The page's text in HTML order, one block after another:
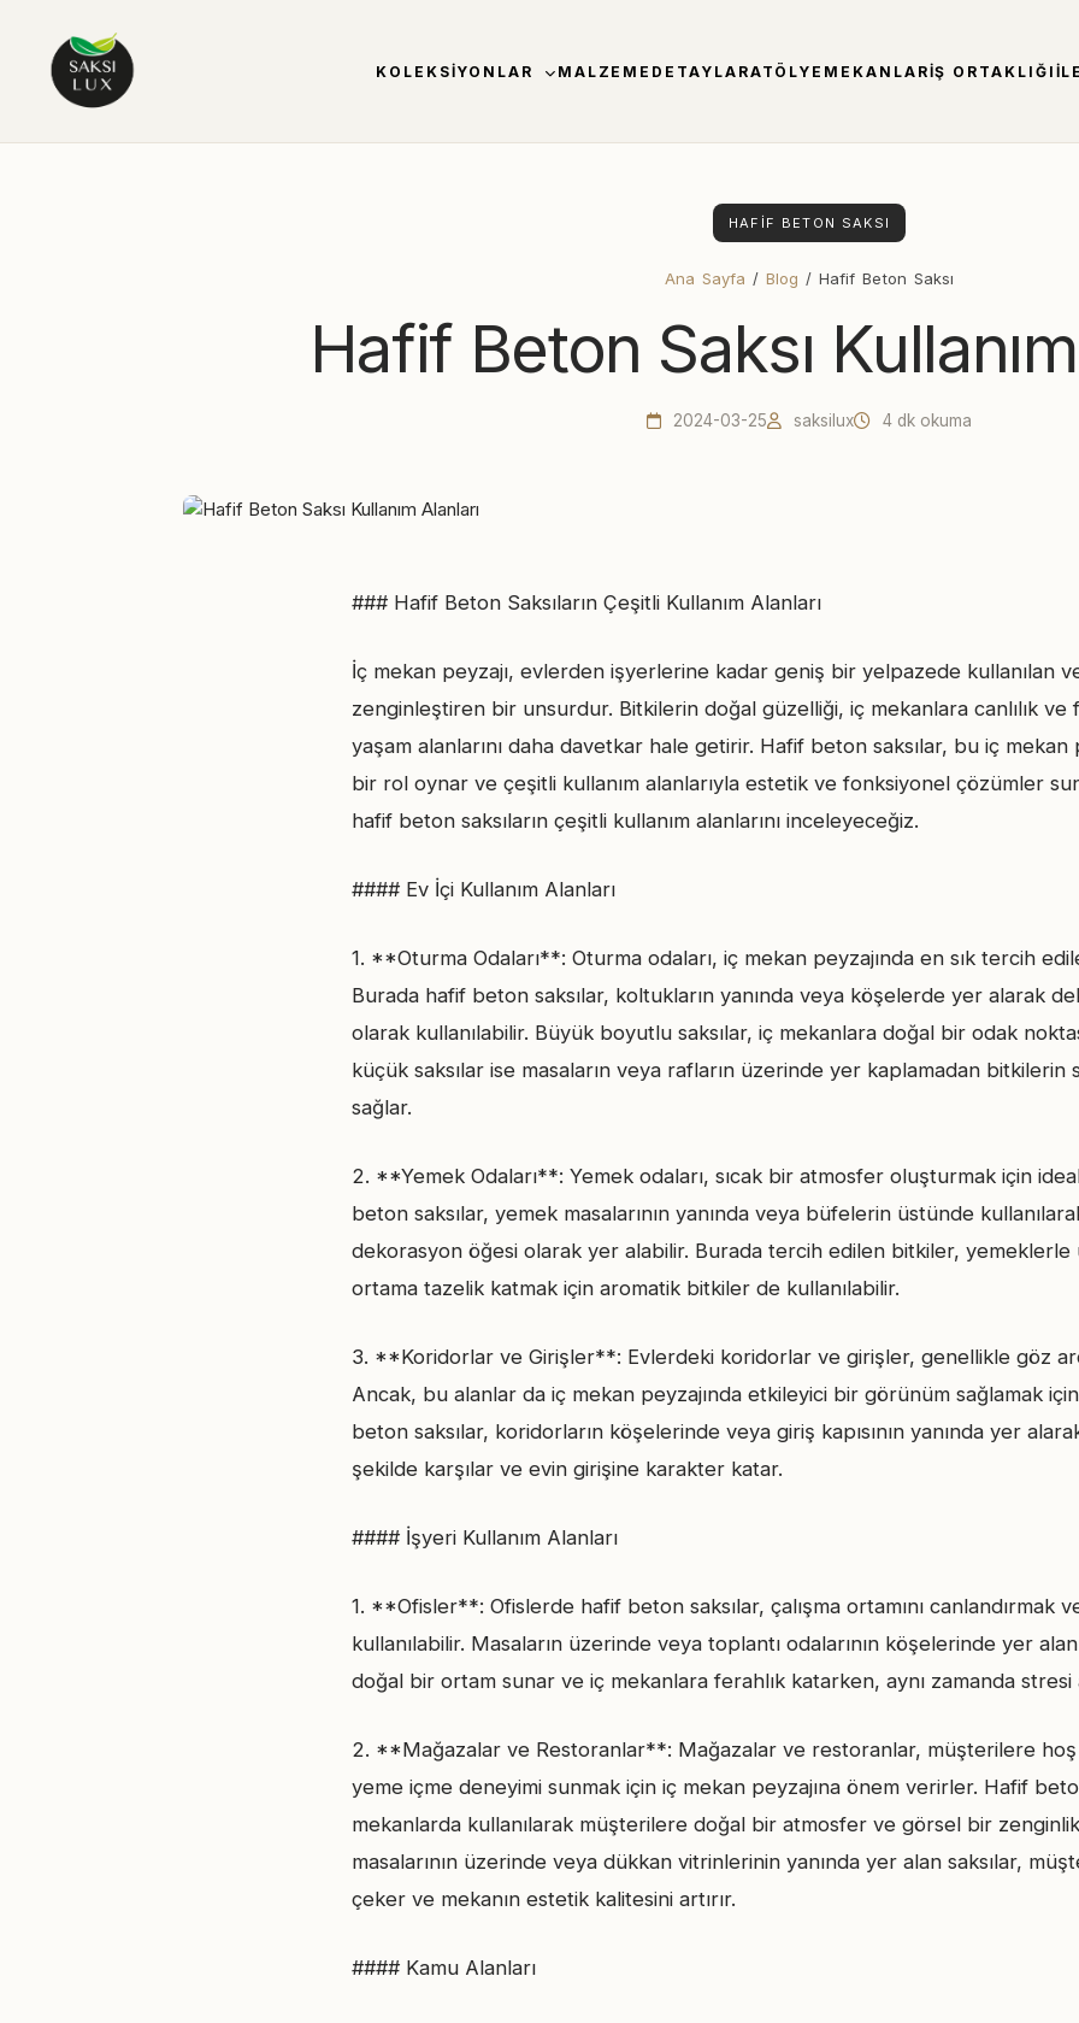
KOLEKSIYONLAR MALZEME DETAYLARATÖLYE MEKANLARİŞ ORTAKLIĞI
HAFIF BETON SAKSI
Ana Sayfa / Blog / Hafif Beton Saksı
Hafif Beton Saksı
2024-03-25 saksilux 4 dk okuma
### Hafif Beton Saksıların Çeşitli Kullanım Alanları
İç mekan peyzajı, evlerden işyerlerine kadar geniş bir yelpazede kullanılan
zenginleştiren bir unsurdur. Bitkilerin doğal güzelliği, iç mekanlara canlılık ve
yaşam alanlarını daha davetkar hale getirir. Hafif beton saksılar, bu iç mekan
bir rol oynar ve çeşitli kullanım alanlarıyla estetik ve fonksiyonel çözümler
hafif beton saksıların çeşitli kullanım alanlarını inceleyeceğiz.
#### Ev İçi Kullanım Alanları
1. **Oturma Odaları**: Oturma odaları, iç mekan peyzajında en sık tercih
Burada hafif beton saksılar, koltukların yanında veya köşelerde yer alarak
olarak kullanılabilir. Büyük boyutlu saksılar, iç mekanlara doğal bir odak
küçük saksılar ise masaların veya rafların üzerinde yer kaplamadan bitkilerin
sağlar.
2. **Yemek Odaları**: Yemek odaları, sıcak bir atmosfer oluşturmak için
beton saksılar, yemek masalarının yanında veya büfelerin üstünde
dekorasyon öğesi olarak yer alabilir. Burada tercih edilen bitkiler, yemeklerle
ortama tazelik katmak için aromatik bitkiler de kullanılabilir.
3. **Koridorlar ve Girişler**: Evlerdeki koridorlar ve girişler, genellikle göz
Ancak, bu alanlar da iç mekan peyzajında etkileyici bir görünüm sağlamak
beton saksılar, koridorların köşelerinde veya giriş kapısının yanında yer
şekilde karşılar ve evin girişine karakter katar.
#### İşyeri Kullanım Alanları
1. **Ofisler**: Ofislerde hafif beton saksılar, çalışma ortamını canlandırmak
kullanılabilir. Masaların üzerinde veya toplantı odalarının köşelerinde yer alan
doğal bir ortam sunar ve iç mekanlara ferahlık katarken, aynı zamanda stresi
2. **Mağazalar ve Restoranlar**: Mağazalar ve restoranlar, müşterilere hoş
yeme içme deneyimi sunmak için iç mekan peyzajına önem verirler. Hafif
mekanlarda kullanılarak müşterilere doğal bir atmosfer ve görsel bir
masalarının üzerinde veya dükkan vitrinlerinin yanında yer alan saksılar,
çeker ve mekanın estetik kalitesini artırır.
#### Kamu Alanları